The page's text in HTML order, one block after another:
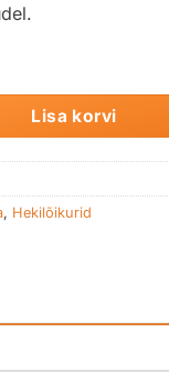
UH005GZ 40V
Lisa korvi
, Hekilõikurid